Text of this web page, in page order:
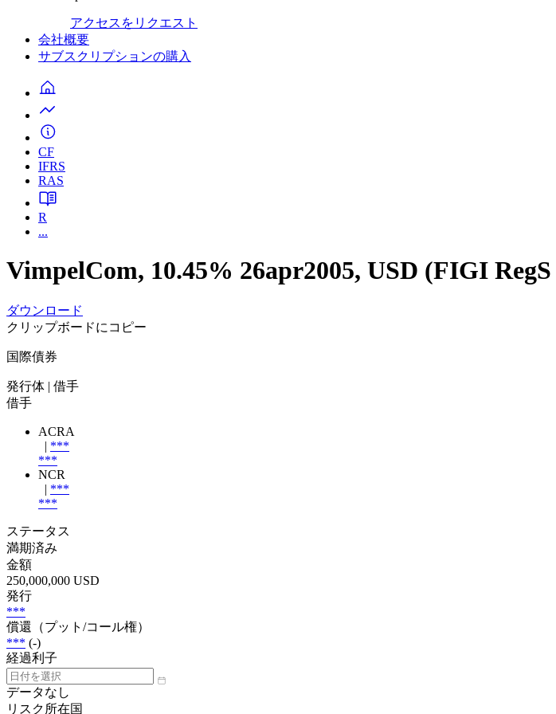
アクセスをリクエスト
会社概要
サブスクリプションの購入
CF
IFRS
RAS
R
...
VimpelCom, 10.45% 26apr2005, USD (FIGI
ダウンロード
クリップボードにコピー
国際債券
発行体 | 借手
借手
ACRA
| ***
***
NCR
| ***
***
ステータス
満期済み
金額
250,000,000 USD
発行
***
償還（プット/コール権）
*** (-)
経過利子
データなし
リスク所在国